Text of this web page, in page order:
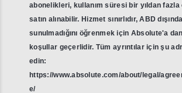
abonelikleri, kullanım süresi bir yıldan
satın alınabilir. Hizmet sınırlıdır, ABD
sunulmadığını öğrenmek için Absolute'a
koşullar geçerlidir. Tüm ayrıntılar için şu
edin:
https://www.absolute.com/about/legal/
e/